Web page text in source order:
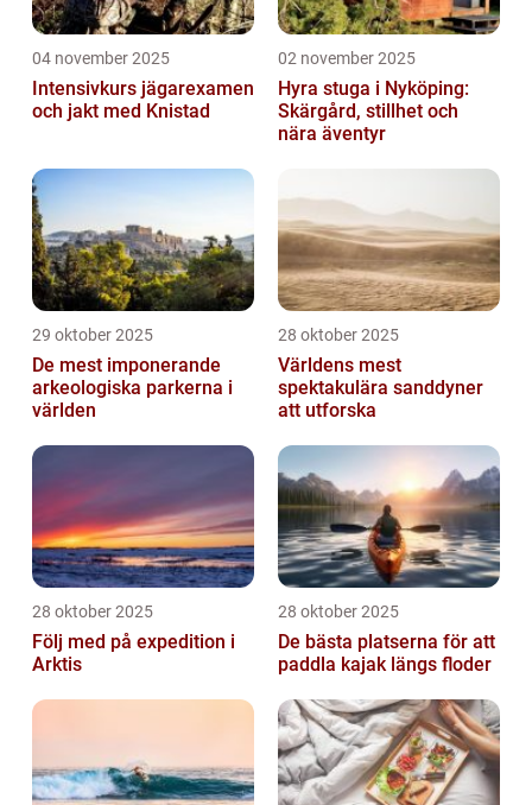
04 november 2025
Intensivkurs jägarexamen
och jakt med Knistad
02 november 2025
Hyra stuga i Nyköping:
Skärgård, stillhet och
nära äventyr
29 oktober 2025
De mest imponerande
arkeologiska parkerna i
världen
28 oktober 2025
Världens mest
spektakulära sanddyner
att utforska
28 oktober 2025
Följ med på expedition i
Arktis
28 oktober 2025
De bästa platserna för att
paddla kajak längs floder